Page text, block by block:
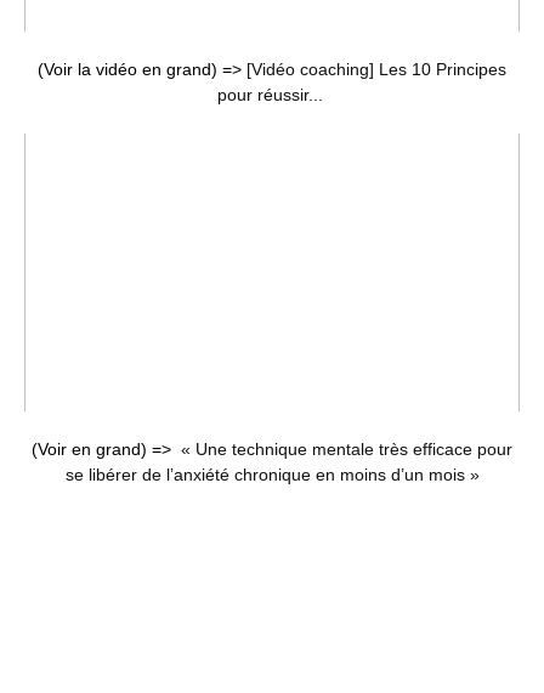
(Voir la vidéo en grand) => [Vidéo coaching] Les 10 Principes
pour réussir...
(Voir en grand) => « Une technique mentale très efficace pour
se libérer de l’anxiété chronique en moins d’un mois »